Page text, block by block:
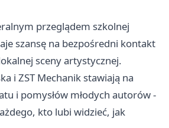
przeglądem szkolnej
szansę na bezpośredni kontakt
sceny artystycznej.
i ZST Mechanik stawiają na
i pomysłów młodych autorów -
kto lubi widzieć, jak